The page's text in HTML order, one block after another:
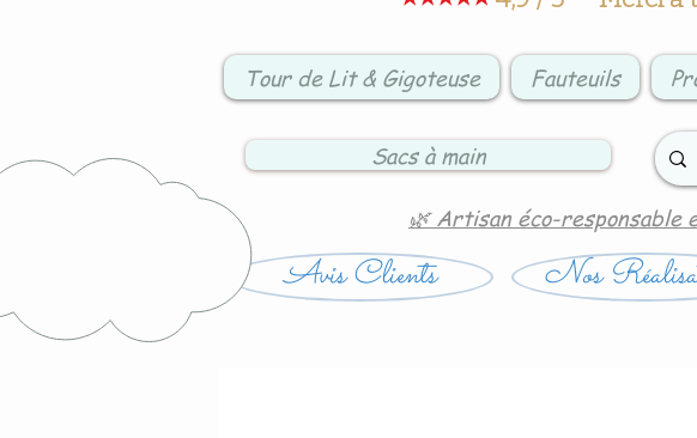
Tour de Lit & Gigoteuse Fauteuils
Sacs à main
🌿 Artisan éco-responsable
Avis Clients Nos